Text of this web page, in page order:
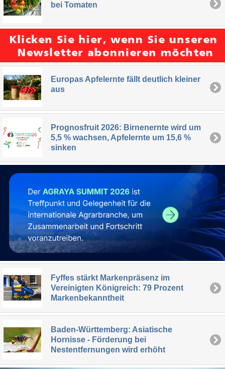
bei Tomaten
Europas Apfelernte fällt deutlich kleiner
aus
Prognosfruit 2026: Birnenernte wird um
5,5 % wachsen, Apfelernte um 15,6 %
sinken
Fyffes stärkt Markenpräsenz im
Vereinigten Königreich: 79 Prozent
Markenbekanntheit
Baden-Württemberg: Asiatische
Hornisse - Förderung bei
Nestentfernungen wird erhöht